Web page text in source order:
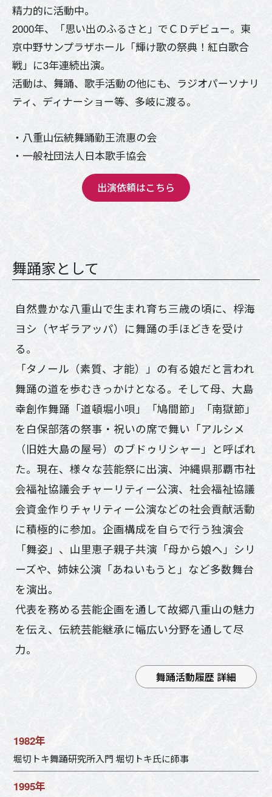
精力的に活動中。
2000年、「思い出のふるさと」でＣＤデビュー。東
京中野サンプラザホール「輝け歌の祭典！紅白歌合
戦」に3年連続出演。
活動は、舞踊、歌手活動の他にも、ラジオパーソナリ
ティ、ディナーショー等、多岐に渡る。
・八重山伝統舞踊勤王流惠の会
・一般社団法人日本歌手協会
出演依頼はこちら
舞踊家として
自然豊かな八重山で生まれ育ち三歳の頃に、桴海
ヨシ（ヤギラアッパ）に舞踊の手ほどきを受け
る。
「タノール（素質、才能）」の有る娘だと言われ
舞踊の道を歩むきっかけとなる。そして母、大島
幸創作舞踊「道頓堀小唄」「鳩間節」「南獄節」
を白保部落の祭事・祝いの席で舞い「アルシメ
（旧姓大島の屋号）のブドゥリシャー」と呼ばれ
た。現在、様々な芸能祭に出演、沖縄県那覇市社
会福祉協議会チャーリティー公演、社会福祉協議
会資金作りチャリティー公演などの社会貢献活動
に積極的に参加。企画構成を自らで行う独演会
「舞姿」、山里恵子親子共演「母から娘へ」シリ
ーズや、姉妹公演「あねいもうと」など多数舞台
を演出。
代表を務める芸能企画を通して故郷八重山の魅力
を伝え、伝統芸能継承に幅広い分野を通して尽
力。
舞踊活動履歴 詳細
1982年
堀切トキ舞踊研究所入門 堀切トキ氏に師事
1995年